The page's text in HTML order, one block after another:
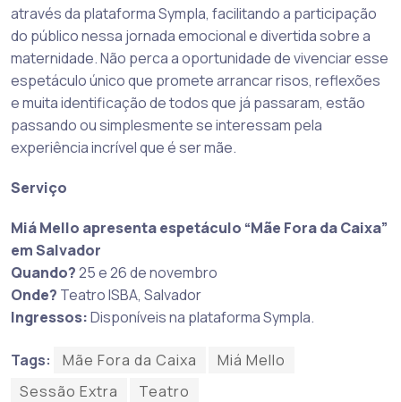
através da plataforma Sympla, facilitando a participação
do público nessa jornada emocional e divertida sobre a
maternidade. Não perca a oportunidade de vivenciar esse
espetáculo único que promete arrancar risos, reflexões
e muita identificação de todos que já passaram, estão
passando ou simplesmente se interessam pela
experiência incrível que é ser mãe.
Serviço
Miá Mello apresenta espetáculo “Mãe Fora da Caixa”
em Salvador
Quando?25 e 26 de novembro
Onde? Teatro ISBA, Salvador
Ingressos:Disponíveis na plataforma Sympla.
Tags: Mãe Fora da Caixa
Miá Mello
Sessão Extra
Teatro